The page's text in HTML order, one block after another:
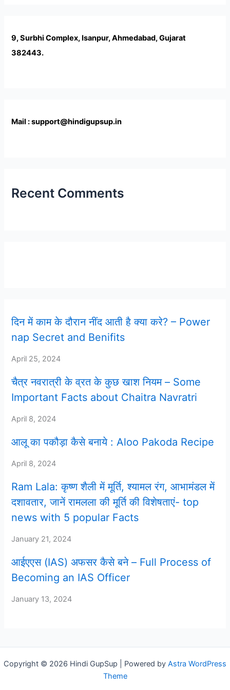
9, Surbhi Complex, Isanpur, Ahmedabad, Gujarat
382443.
Mail : support@hindigupsup.in
Recent Comments
दिन में काम के दौरान नींद आती है क्या करे? – Power
nap Secret and Benifits
April 25, 2024
चैत्र नवरात्री के व्रत के कुछ खाश नियम – Some
Important Facts about Chaitra Navratri
April 8, 2024
आलू का पकौड़ा कैसे बनाये : Aloo Pakoda Recipe
April 8, 2024
Ram Lala: कृष्ण शैली में मूर्ति, श्यामल रंग, आभामंडल में
दशावतार, जानें रामलला की मूर्ति की विशेषताएं- top
news with 5 popular Facts
January 21, 2024
आईएएस (IAS) अफसर कैसे बने – Full Process of
Becoming an IAS Officer
January 13, 2024
Copyright © 2026 Hindi GupSup | Powered by Astra WordPress
Theme